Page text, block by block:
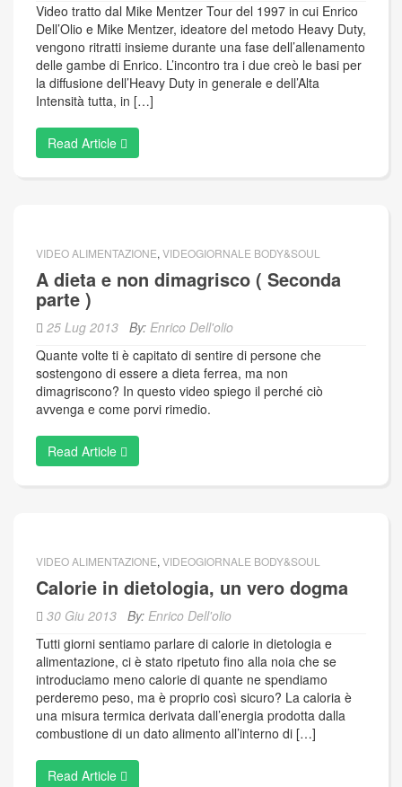
Video tratto dal Mike Mentzer Tour del 1997 in cui Enrico
Dell’Olio e Mike Mentzer, ideatore del metodo Heavy Duty,
vengono ritratti insieme durante una fase dell’allenamento
delle gambe di Enrico. L’incontro tra i due creò le basi per
la diffusione dell’Heavy Duty in generale e dell’Alta
Intensità tutta, in […]
Read Article
VIDEO ALIMENTAZIONE, VIDEOGIORNALE BODY&SOUL
A dieta e non dimagrisco ( Seconda
parte )
25 Lug 2013 By: Enrico Dell'olio
Quante volte ti è capitato di sentire di persone che
sostengono di essere a dieta ferrea, ma non
dimagriscono? In questo video spiego il perché ciò
avvenga e come porvi rimedio.
Read Article
VIDEO ALIMENTAZIONE, VIDEOGIORNALE BODY&SOUL
Calorie in dietologia, un vero dogma
30 Giu 2013 By: Enrico Dell'olio
Tutti giorni sentiamo parlare di calorie in dietologia e
alimentazione, ci è stato ripetuto fino alla noia che se
introduciamo meno calorie di quante ne spendiamo
perderemo peso, ma è proprio così sicuro? La caloria è
una misura termica derivata dall’energia prodotta dalla
combustione di un dato alimento all’interno di […]
Read Article